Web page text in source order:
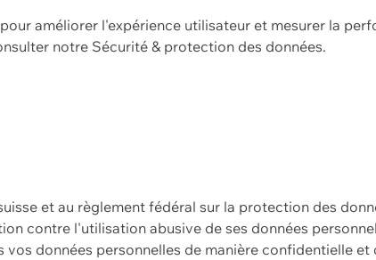
améliorer l'expérience utilisateur et mesurer la
notre Sécurité & protection des données.
et au règlement fédéral sur la protection des
contre l'utilisation abusive de ses données
données personnelles de manière confidentielle